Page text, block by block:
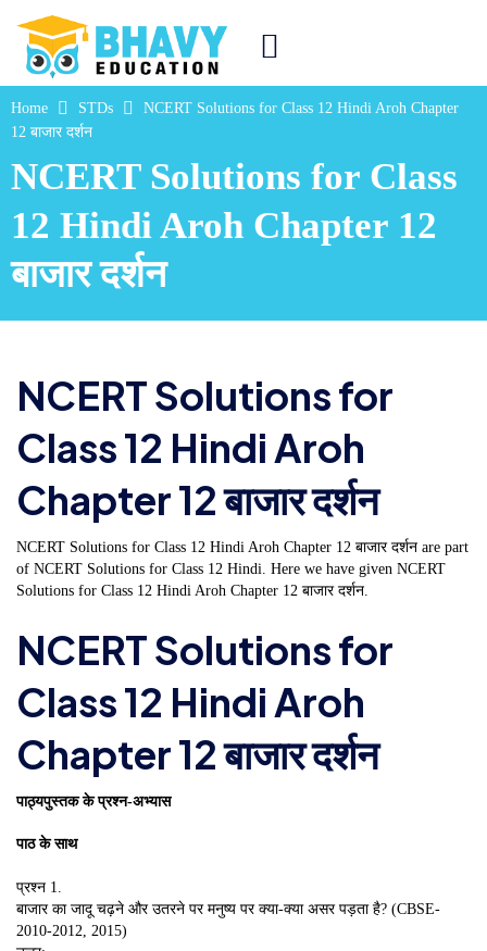
Home STDs
NCERT Solutions for Class 12 Hindi Aroh Chapter
12 बाजार दर्शन
NCERT Solutions for Class
12 Hindi Aroh Chapter 12
बाजार दर्शन
NCERT Solutions for
Class 12 Hindi Aroh
Chapter 12 बाजार दर्शन
NCERT Solutions for Class 12 Hindi Aroh Chapter 12 बाजार दर्शन are part
of NCERT Solutions for Class 12 Hindi. Here we have given NCERT
Solutions for Class 12 Hindi Aroh Chapter 12 बाजार दर्शन.
NCERT Solutions for
Class 12 Hindi Aroh
Chapter 12 बाजार दर्शन
पाठ्यपुस्तक के प्रश्न-अभ्यास
पाठ के साथ
प्रश्न 1.
बाजार का जादू चढ़ने और उतरने पर मनुष्य पर क्या-क्या असर पड़ता है? (CBSE-
2010-2012, 2015)